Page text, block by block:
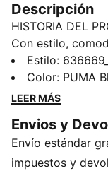
Descripción
HISTORIA DEL
Con estilo,
Essentials es la
tus días de relax.
suave y un estilo
DETALLES
Producto
Corte: semi-
Estilo:
Color: PUMA
LEER MÁS
Envios y
Envío estándar
impuestos y